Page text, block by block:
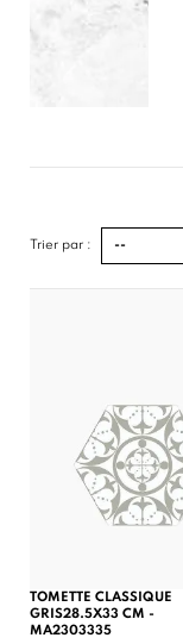
Trier par : --
TOMETTE CLASSIQUE
GRIS28.5X33 CM -
MA2303335